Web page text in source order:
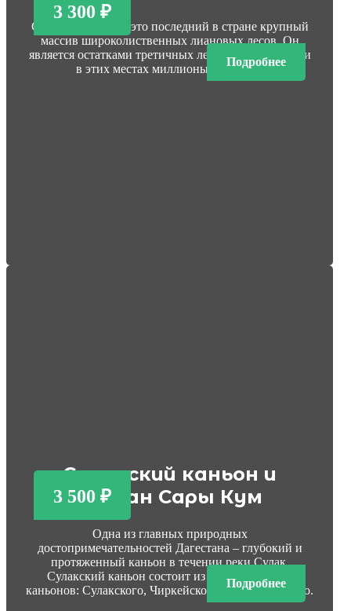
3 300 ₽
Самурский лес — это последний в стране крупный
массив широколиственных лиановых лесов. Он
является остатками третичных лесов, которые росли
в этих местах миллионы лет назад.
Подробнее
3 500 ₽
Сулакский каньон и
бархан Сары Кум
Одна из главных природных
достопримечательностей Дагестана – глубокий и
протяженный каньон в течении реки Сулак.
Сулакский каньон состоит из трех отдельных
каньонов: Сулакского, Чиркейского и Миатлинского.
Подробнее